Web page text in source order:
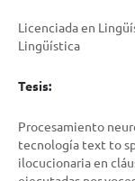
Licenciada en
Lingüística
Tesis:
Procesamiento
tecnología text to
ilocucionaria en